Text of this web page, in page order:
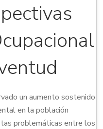
un aumento sostenido
en la población
problemáticas entre los